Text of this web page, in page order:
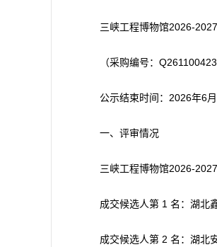
三峡工程博物馆2026-
（采购编号：
公示结束时间：2026年6
一、评审情况
三峡工程博物馆2026-
成交候选人第 1 名：湖北
成交候选人第 2 名：湖北